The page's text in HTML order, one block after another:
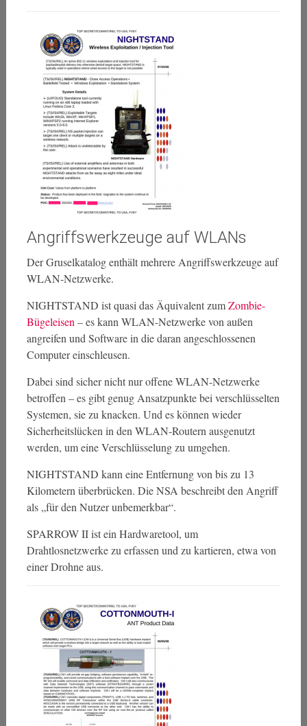
Angriffswerkzeuge auf WLANs
Der Gruselkatalog enthält mehrere Angriffswerkzeuge auf
WLAN-Netzwerke.
NIGHTSTAND ist quasi das Äquivalent zumZombie-
Bügeleisen – es kann WLAN-Netzwerke von außen
angreifen und Software in die daran angeschlossenen
Computer einschleusen.
Dabei sind sicher nicht nur offene WLAN-Netzwerke
betroffen – es gibt genug Ansatzpunkte bei verschlüsselten
Systemen, sie zu knacken. Und es können wieder
Sicherheitslücken in den WLAN-Routern ausgenutzt
werden, um eine Verschlüsselung zu umgehen.
NIGHTSTAND kann eine Entfernung von bis zu 13
Kilometern überbrücken. Die NSA beschreibt den Angriff
als „für den Nutzer unbemerkbar“.
SPARROW II ist ein Hardwaretool, um
Drahtlosnetzwerke zu erfassen und zu kartieren, etwa von
einer Drohne aus.